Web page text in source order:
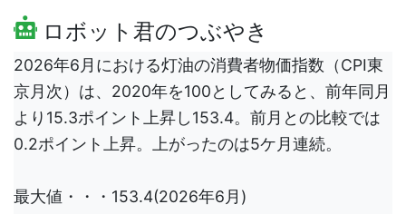
ロボット君のつぶやき
2026年6月における灯油の消費者物価指数（CPI東
京月次）は、2020年を100としてみると、前年同月
より15.3ポイント上昇し153.4。前月との比較では
0.2ポイント上昇。上がったのは5ケ月連続。
最大値・・・153.4(2026年6月)